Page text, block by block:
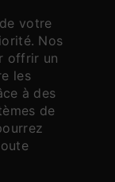
votre
Nos
offrir un
les
à des
de